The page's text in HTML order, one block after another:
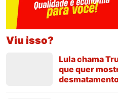
Viu isso?
Lula chama
que quer